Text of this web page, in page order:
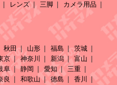
レンズ 三脚 カメラ用品
秋田 山形 福島
茨城
京 神奈川 新潟
富山
阜 静岡 愛知
三重
良 和歌山 徳島
香川